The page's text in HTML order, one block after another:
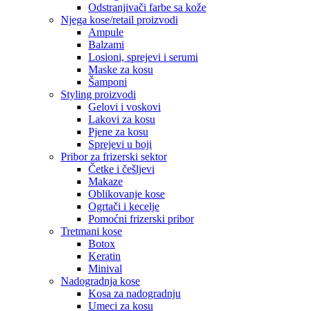
Odstranjivači farbe sa kože
Njega kose/retail proizvodi
Ampule
Balzami
Losioni, sprejevi i serumi
Maske za kosu
Šamponi
Styling proizvodi
Gelovi i voskovi
Lakovi za kosu
Pjene za kosu
Sprejevi u boji
Pribor za frizerski sektor
Četke i češljevi
Makaze
Oblikovanje kose
Ogrtači i kecelje
Pomoćni frizerski pribor
Tretmani kose
Botox
Keratin
Minival
Nadogradnja kose
Kosa za nadogradnju
Umeci za kosu